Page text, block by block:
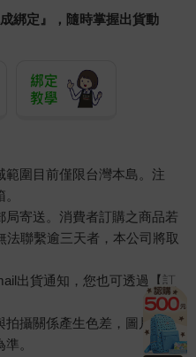
綁定』，隨時掌握出貨動
圍目前僅限台灣本島。注
寄送。消費者訂購之商品若
法聯繫逾三天者，本公司將取
出貨通知，您也可透過【訂
拍攝關係產生色差，圖片僅供
。